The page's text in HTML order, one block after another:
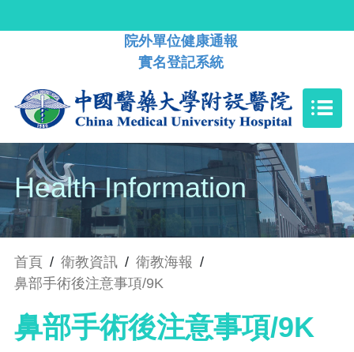
院外單位健康通報
實名登記系統
Health Information
首頁 / 衛教資訊 / 衛教海報 /
鼻部手術後注意事項/9K
鼻部手術後注意事項/9K